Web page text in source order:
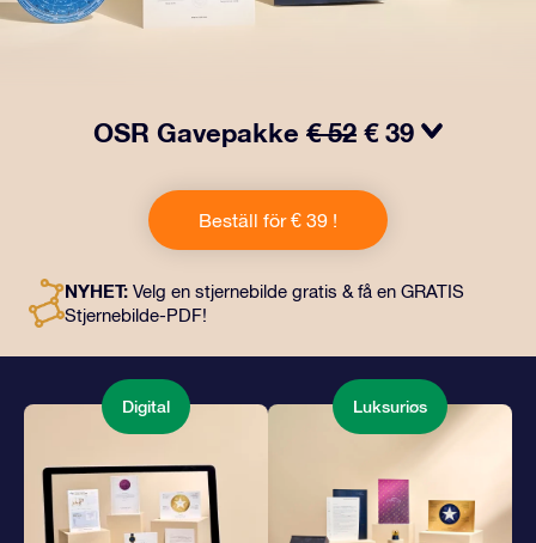
OSR Gavepakke € 52 € 39
gaven inkluderer en vakker konvolutt og personlige
dokumenter som kan sendes til en adresse etter eget
valg, samt digitale dokumenter og gratis bruk av våre
til venner og kjære på.
Beställ för € 39 !
NYHET: Velg en stjernebilde gratis & få en GRATIS
Stjernebilde-PDF!
Digital Luksuriøs